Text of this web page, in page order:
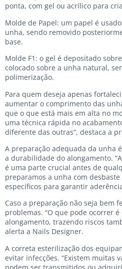
ponta, com gel ou acrílico para
Molde de Papel: um papel é
unha, sendo removido
base.
Molde F1: o gel é depositado
colocado sobre a unha natural,
polimerização.
Para quem deseja apenas
aumentar o comprimento das
que o que está mais em alta no
uma técnica rápida no
diferente das outras”, destaca a
A preparação adequada da unha
a durabilidade do alongamento.
é uma parte crucial antes de
preparamos a unha com
específicos para garantir
Caso a preparação não seja bem
problemas. “O que pode ocorrer
alongamento, trazendo riscos
alerta a Nails Designer.
A correta esterilização dos
evitar infecções. “Existem muitas